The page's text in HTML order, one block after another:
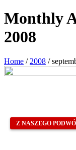
Monthly
2008
Home / 2008 /
Z NASZEGO